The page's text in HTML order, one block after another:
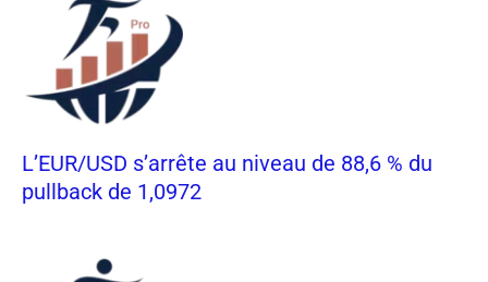
L’EUR/USD s’arrête au niveau de 88,6 % du
pullback de 1,0972